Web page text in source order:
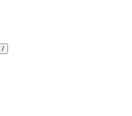
/